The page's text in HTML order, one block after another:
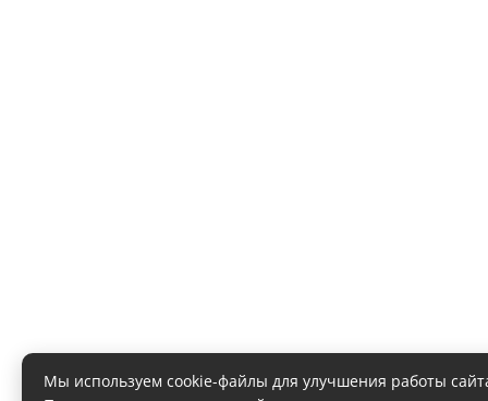
Мы используем cookie-файлы для улучшения работы